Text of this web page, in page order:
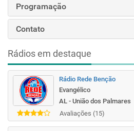
Programação
Contato
Rádios em destaque
Rádio Rede Benção
Evangélico
AL - União dos Palmares
Avaliações (15)